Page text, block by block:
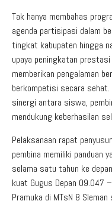
Tak hanya membahas
agenda partisipasi dalam
tingkat kabupaten hingga
upaya peningkatan
memberikan pengalaman
berkompetisi secara sehat.
sinergi antara siswa,
mendukung keberhasilan
Pelaksanaan rapat
pembina memiliki panduan
selama satu tahun ke
kuat Gugus Depan 09.047
Pramuka di MTsN 8